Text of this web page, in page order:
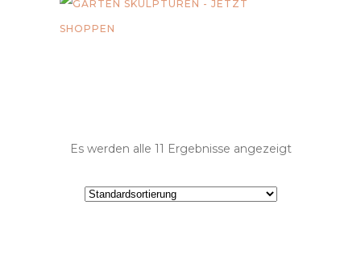
Es werden alle 11 Ergebnisse angezeigt